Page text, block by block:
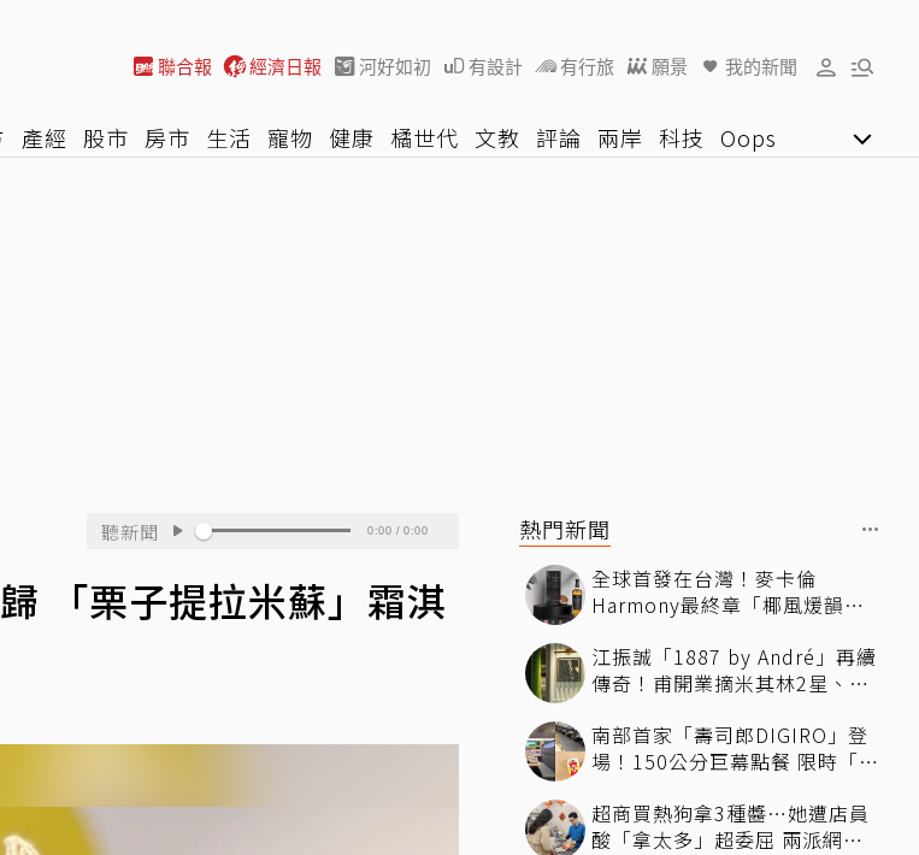
聯合報 經濟日報 河好如初 有設計 有行旅 願景 我的新聞
產經 股市 房市 生活 寵物 健康 橘世代 文教 評論 兩岸 科技 Oops
聽新聞 0:00 / 0:00
「栗子提拉米蘇」霜淇
熱門新聞
全球首發在台灣！麥卡倫
Harmony最終章「椰風煖韻」
江振誠「1887 by André」再續
傳奇！甫開業摘米其林2星、年
南部首家「壽司郎DIGIRO」登
場！150公分巨幕點餐 限時「生
超商買熱狗拿3種醬…她遭店員
酸「拿太多」超委屈 兩派網友